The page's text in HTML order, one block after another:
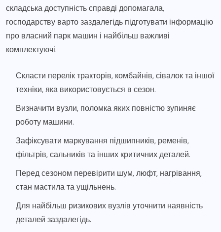
складська доступність справді допомагала,
господарству варто заздалегідь підготувати інформацію
про власний парк машин і найбільш важливі
комплектуючі.
Скласти перелік тракторів, комбайнів, сівалок та іншої
техніки, яка використовується в сезон.
Визначити вузли, поломка яких повністю зупиняє
роботу машини.
Зафіксувати маркування підшипників, ременів,
фільтрів, сальників та інших критичних деталей.
Перед сезоном перевірити шум, люфт, нагрівання,
стан мастила та ущільнень.
Для найбільш ризикових вузлів уточнити наявність
деталей заздалегідь.